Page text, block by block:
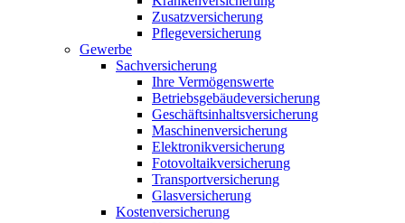
Zusatzversicherung
Pflegeversicherung
Gewerbe
Sachversicherung
Ihre Vermögenswerte
Betriebsgebäudeversicherung
Geschäftsinhaltsversicherung
Maschinenversicherung
Elektronikversicherung
Fotovoltaikversicherung
Transportversicherung
Glasversicherung
Kostenversicherung